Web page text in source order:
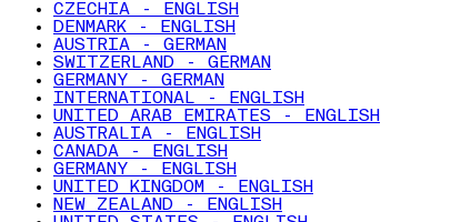
CZECHIA - ENGLISH
DENMARK - ENGLISH
AUSTRIA - GERMAN
SWITZERLAND - GERMAN
GERMANY - GERMAN
INTERNATIONAL - ENGLISH
UNITED ARAB EMIRATES - ENGLISH
AUSTRALIA - ENGLISH
CANADA - ENGLISH
GERMANY - ENGLISH
UNITED KINGDOM - ENGLISH
NEW ZEALAND - ENGLISH